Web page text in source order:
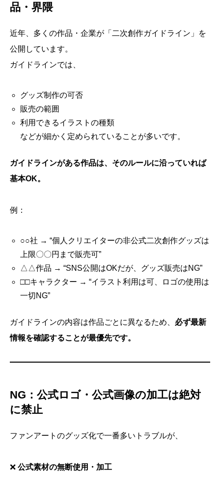
品・界隈
近年、多くの作品・企業が「二次創作ガイドライン」を
公開しています。
ガイドラインでは、
グッズ制作の可否
販売の範囲
利用できるイラストの種類
などが細かく定められていることが多いです。
ガイドラインがある作品は、そのルールに沿っていれば
基本OK。
例：
○○社 → “個人クリエイターの非公式二次創作グッズは
上限〇〇円まで販売可”
△△作品 → “SNS公開はOKだが、グッズ販売はNG”
□□キャラクター → “イラスト利用は可、ロゴの使用は
一切NG”
ガイドラインの内容は作品ごとに異なるため、 必ず最新
情報を確認することが最優先です。
NG：公式ロゴ・公式画像の加工は絶対
に禁止
ファンアートのグッズ化で一番多いトラブルが、
❌ 公式素材の無断使用・加工